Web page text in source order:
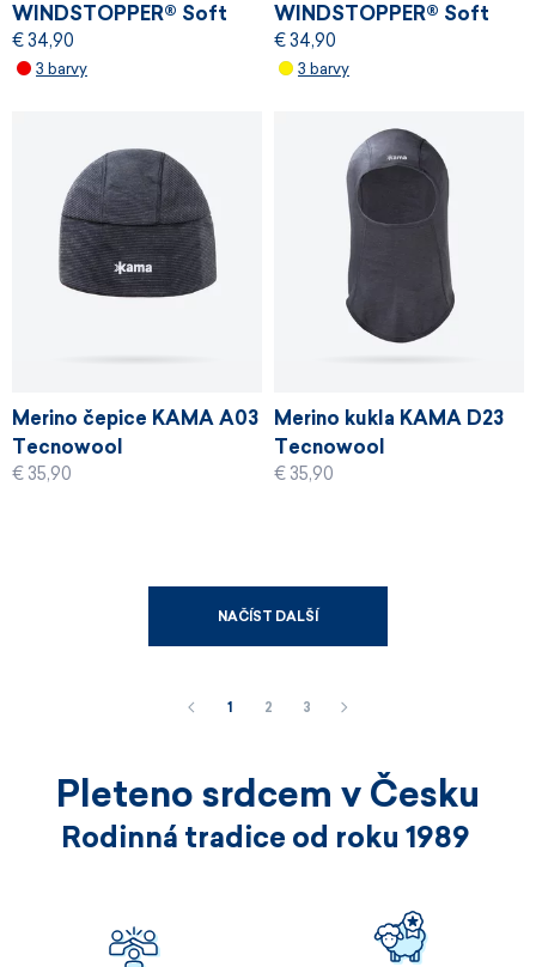
WINDSTOPPER® Soft
Shell
€ 34,90
3 barvy
WINDSTOPPER® Soft
Shell
€ 34,90
3 barvy
Merino čepice KAMA A03
Tecnowool
€ 35,90
Merino kukla KAMA D23
Tecnowool
€ 35,90
NAČÍST DALŠÍ
1 2 3
Pleteno srdcem v Česku
Rodinná tradice od roku 1989